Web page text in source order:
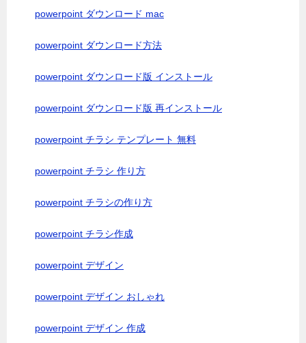
powerpoint ダウンロード mac
powerpoint ダウンロード方法
powerpoint ダウンロード版 インストール
powerpoint ダウンロード版 再インストール
powerpoint チラシ テンプレート 無料
powerpoint チラシ 作り方
powerpoint チラシの作り方
powerpoint チラシ作成
powerpoint デザイン
powerpoint デザイン おしゃれ
powerpoint デザイン 作成